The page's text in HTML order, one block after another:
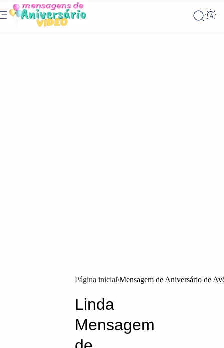
Página inicial Mensagem de Aniversário de
Linda
Mensagem